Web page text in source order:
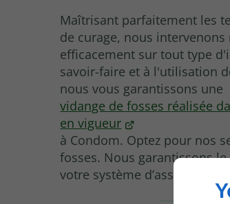
Maîtrisant parfaitement les
de curage, nous
efficacement sur tout type
savoir-faire et à l'utilisation
nous vous garantissons une
vidange de fosses réalisée
en vigueur
à Condom. Optez pour nos
fosses. Nous garantissons
votre système